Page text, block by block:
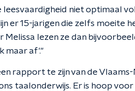
leesvaardigheid niet optimaal
er 15-jarigen die zelfs moeite
Melissa lezen ze dan
maar af'."
rapport te zijn van de
taalonderwijs. Er is hoop voor